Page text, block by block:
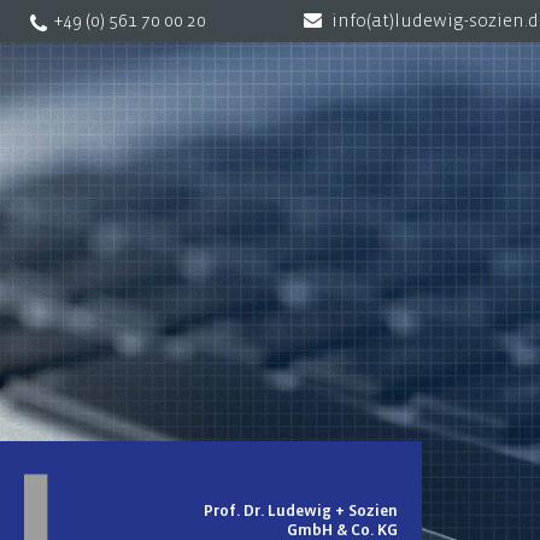
Prof. Dr. Ludewig + Sozien
GmbH & Co. KG
+49 (0) 561 70 00 20 info(at)ludewig-